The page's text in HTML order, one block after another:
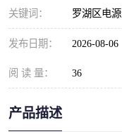
关键词： 罗湖区电
发布日期： 2026-08-06
阅 读 量： 36
产品描述